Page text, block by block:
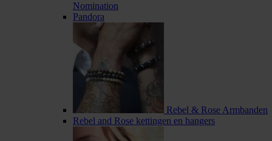
Nomination
Pandora
Rebel & Rose Armbanden
Rebel and Rose kettingen en hangers